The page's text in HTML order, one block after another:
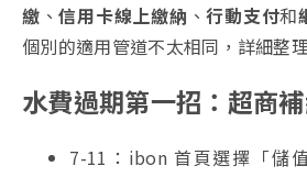
繳 、信用卡線上繳納 、行動支付和
個別的適用管道不太相同，詳細整
水費過期第一招：超商
7-11：ibon 首頁選擇「儲